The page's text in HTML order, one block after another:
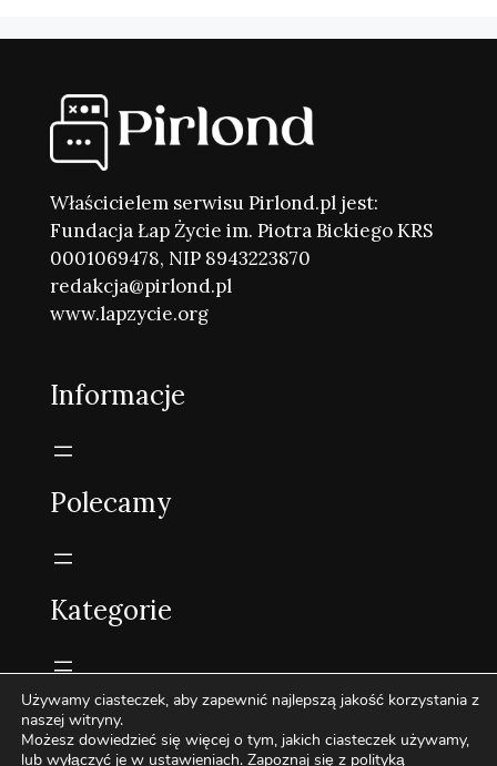
Właścicielem serwisu Pirlond.pl jest:
Fundacja Łap Życie im. Piotra Bickiego KRS
0001069478, NIP 8943223870
redakcja@pirlond.pl
www.lapzycie.org
Informacje
Polecamy
Kategorie
2022-2026 Pirlond.pl - Wszelkie prawa zastrzeżone.
Używamy ciasteczek, aby zapewnić najlepszą jakość korzystania z
naszej witryny.
Możesz dowiedzieć się więcej o tym, jakich ciasteczek używamy,
lub wyłączyć je w ustawieniach. Zapoznaj się z polityką